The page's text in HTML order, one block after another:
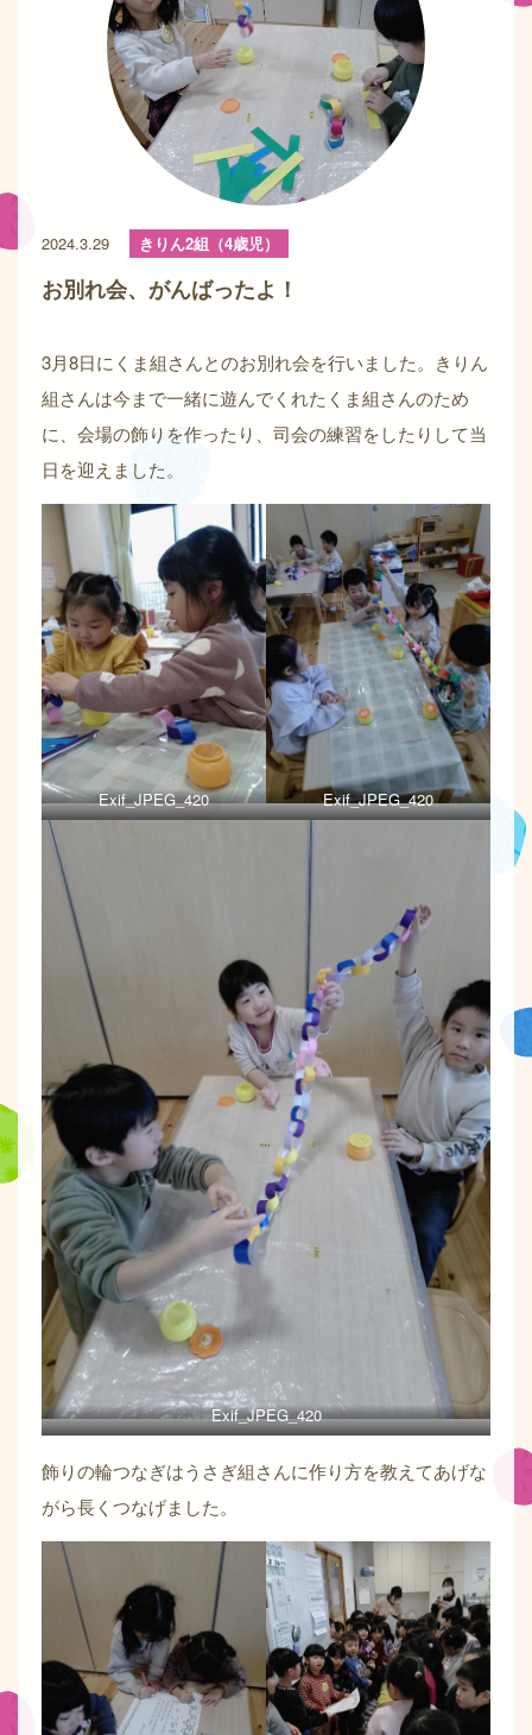
2024.3.29 きりん2組（4歳児）
お別れ会、がんばったよ！
3月8日にくま組さんとのお別れ会を行いました。きりん
組さんは今まで一緒に遊んでくれたくま組さんのため
に、会場の飾りを作ったり、司会の練習をしたりして当
日を迎えました。
Exif_JPEG_420 Exif_JPEG_420
Exif_JPEG_420
飾りの輪つなぎはうさぎ組さんに作り方を教えてあげな
がら長くつなげました。